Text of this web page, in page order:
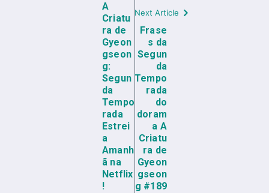
A
Criatu
ra de
Gyeon
gseon
g:
Segun
da
Tempo
rada
Estrei
a
Amanh
ã na
Netflix
!
Next Article
Frase
s da
Segun
da
Tempo
rada
do
doram
a A
Criatu
ra de
Gyeon
gseon
g #189